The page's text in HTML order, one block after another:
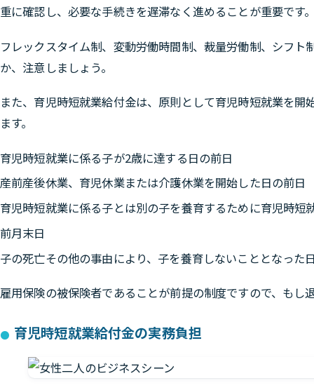
重に確認し、必要な手続きを遅滞なく進めることが重要です
フレックスタイム制、変動労働時間制、裁量労働制、シフ
か、注意しましょう。
また、育児時短就業給付金は、 原則として育児時短就業を開
ます。
育児時短就業に係る子が2歳に達する日の前日
産前産後休業、育児休業または介護休業を開始した日の前日
育児時短就業に係る子とは別の子を養育するために育児時短
前月末日
子の死亡その他の事由により、子を養育しないこととなった
雇用保険の被保険者であることが前提の制度ですので、も
育児時短就業給付金の実務負担